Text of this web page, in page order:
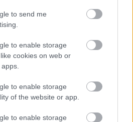
to send me
to enable storage
cookies on web or
to enable storage
of the website or app.
to enable storage
ért épít Rózsakertet egy cég, a
szereplő hirdetményszerint. (A
alkotás került a Nagy Imre-